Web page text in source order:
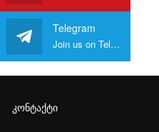
Telegram
Join us on Telegram
ᲙᲝᲜᲢᲐᲥᲢᲘ